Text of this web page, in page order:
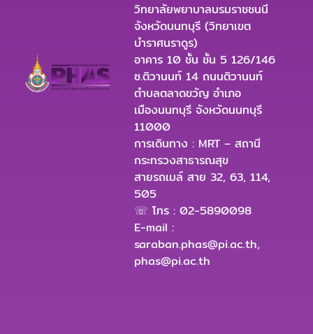
วิทยาลัยพยาบาลบรมราชชนนี
จังหวัดนนทบุรี (วิทยาเขต
บำราศนราดูร)
อาคาร 10 ชั้น ชั้น 5 126/146
ซ.ติวานนท์ 14 ถนนติวานนท์
ตำบลตลาดขวัญ อำเภอ
เมืองนนทบุรี จังหวัดนนทบุรี
11000
การเดินทาง : MRT – สถานี
กระทรวงสาธารณสุข
สายรถเมล์ สาย 32, 63, 114,
505
☏ โทร : 02-5890098
E-mail :
saraban.phas@pi.ac.th,
phas@pi.ac.th